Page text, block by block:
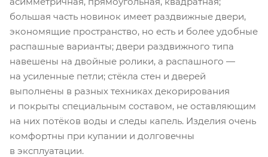
большая часть новинок имеет раздвижные двери,
экономящие пространство, но есть и более удобные
распашные варианты; двери раздвижного типа
навешены на двойные ролики, а распашного —
на усиленные петли; стёкла стен и дверей
выполнены в разных техниках декорирования
и покрыты специальным составом, не оставляющим
на них потёков воды и следы капель. Изделия очень
комфортны при купании и долговечны
в эксплуатации.